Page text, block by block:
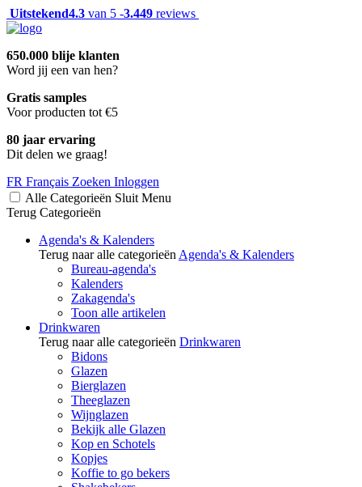
Uitstekend4.3 van 5 -3.449 reviews
650.000 blije klanten
Word jij een van hen?
Gratis samples
Voor producten tot €5
80 jaar ervaring
Dit delen we graag!
FR Français Zoeken Inloggen
Alle Categorieën Sluit Menu
Terug Categorieën
Agenda's & Kalenders
Terug naar alle categorieën Agenda's & Kalenders
Bureau-agenda's
Kalenders
Zakagenda's
Toon alle artikelen
Drinkwaren
Terug naar alle categorieën Drinkwaren
Bidons
Glazen
Bierglazen
Theeglazen
Wijnglazen
Bekijk alle Glazen
Kop en Schotels
Kopjes
Koffie to go bekers